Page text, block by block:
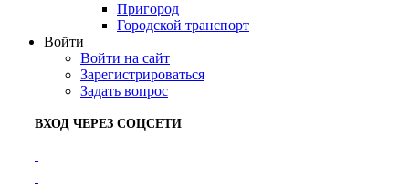
Пригород
Городской транспорт
Войти
Войти на сайт
Зарегистрироваться
Задать вопрос
ВХОД ЧЕРЕЗ СОЦСЕТИ